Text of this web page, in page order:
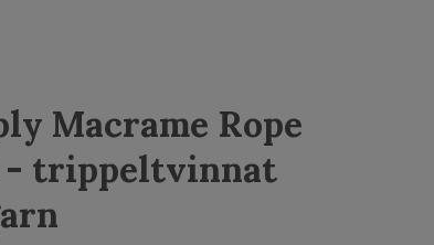
Macrame Rope
- trippeltvinnat